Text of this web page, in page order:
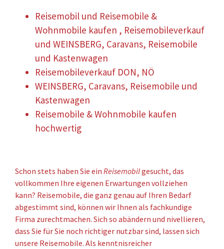
Reisemobil und Reisemobile &
Wohnmobile kaufen , Reisemobileverkauf
und WEINSBERG, Caravans, Reisemobile
und Kastenwagen
Reisemobileverkauf DON, NÖ
WEINSBERG, Caravans, Reisemobile und
Kastenwagen
Reisemobile & Wohnmobile kaufen
hochwertig
Schon stets haben Sie ein Reisemobilgesucht, das
vollkommen Ihre eigenen Erwartungen vollziehen
kann? Reisemobile, die ganz genau auf Ihren Bedarf
abgestimmt sind, können wir Ihnen als fachkundige
Firma zurechtmachen. Sich so abändern und nivellieren,
dass Sie für Sie noch richtiger nutzbar sind, lassen sich
unsere Reisemobile. Als kenntnisreicher